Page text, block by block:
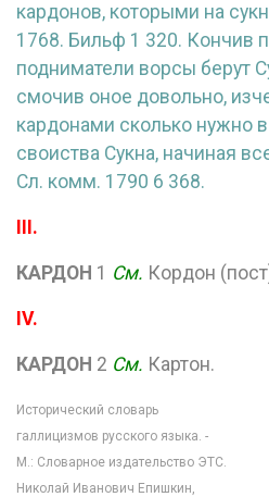
кардонов, которыми на
1768. Бильф 1 320. Кончив
подниматели ворсы берут
смочив оное довольно,
кардонами сколько нужно
своиства Сукна, начиная
Сл. комм. 1790 6 368.
III.
КАРДОН 1 См. Кордон
IV.
КАРДОН 2 См. Картон.
Исторический словарь
галлицизмов русского языка. -
М.: Словарное издательство ЭТС.
Николай Иванович Епишкин,